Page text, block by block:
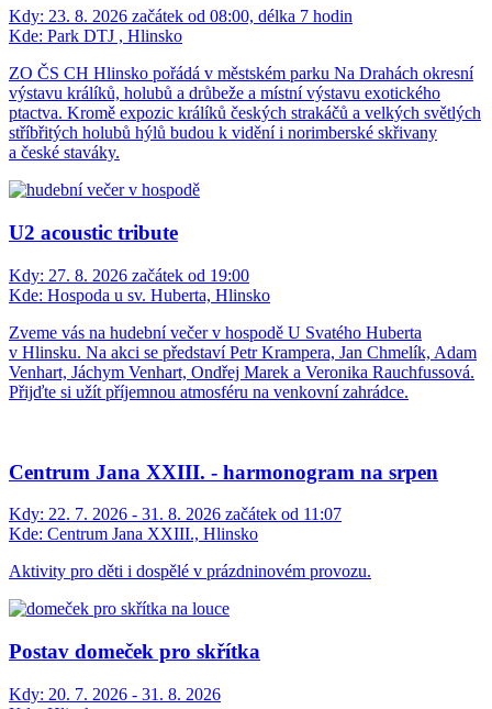
Kdy: 23. 8. 2026 začátek od 08:00, délka 7 hodin
Kde: Park DTJ , Hlinsko
ZO ČS CH Hlinsko pořádá v městském parku Na Drahách okresní
výstavu králíků, holubů a drůbeže a místní výstavu exotického
ptactva. Kromě expozic králíků českých strakáčů a velkých světlých
stříbřitých holubů hýlů budou k vidění i norimberské skřivany
a české staváky.
U2 acoustic tribute
Kdy: 27. 8. 2026 začátek od 19:00
Kde: Hospoda u sv. Huberta, Hlinsko
Zveme vás na hudební večer v hospodě U Svatého Huberta
v Hlinsku. Na akci se představí Petr Krampera, Jan Chmelík, Adam
Venhart, Jáchym Venhart, Ondřej Marek a Veronika Rauchfussová.
Přijďte si užít příjemnou atmosféru na venkovní zahrádce.
Centrum Jana XXIII. - harmonogram na srpen
Kdy: 22. 7. 2026 - 31. 8. 2026 začátek od 11:07
Kde: Centrum Jana XXIII., Hlinsko
Aktivity pro děti i dospělé v prázdninovém provozu.
Postav domeček pro skřítka
Kdy: 20. 7. 2026 - 31. 8. 2026